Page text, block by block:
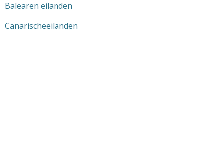
Balearen eilanden
Canarischeeilanden